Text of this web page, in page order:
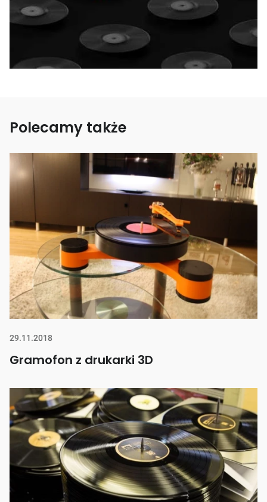
Polecamy także
29.11.2018
Gramofon z drukarki 3D